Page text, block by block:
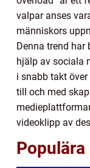
valpar anses
människors
Denna trend har
hjälp av sociala
i snabb takt
till och med
videoklipp av
Populära